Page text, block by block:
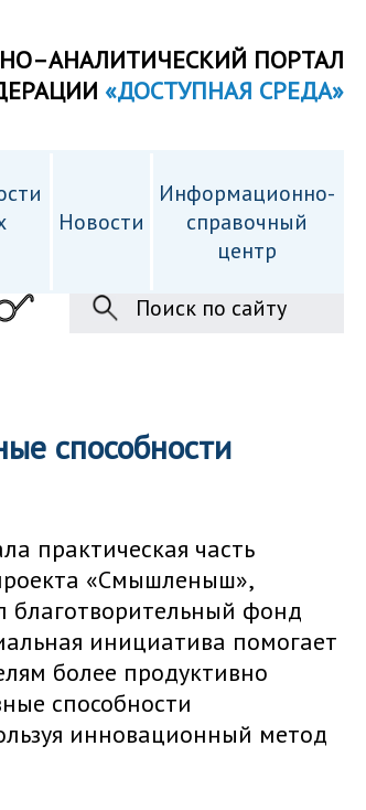
ПОРТАЛ
«ДОСТУПНАЯ СРЕДА»
Новости
Информационно-
справочный
центр
Поиск по сайту
способности
практическая часть
«Смышленыш»,
благотворительный фонд
инициатива помогает
более продуктивно
способности
инновационный метод